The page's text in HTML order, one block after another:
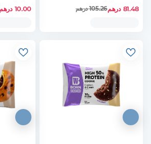
81.48 درهم105.26درهم 10.00